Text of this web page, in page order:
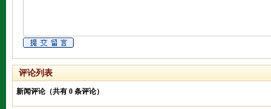
评论列表
新闻评论（共有 0 条评论）